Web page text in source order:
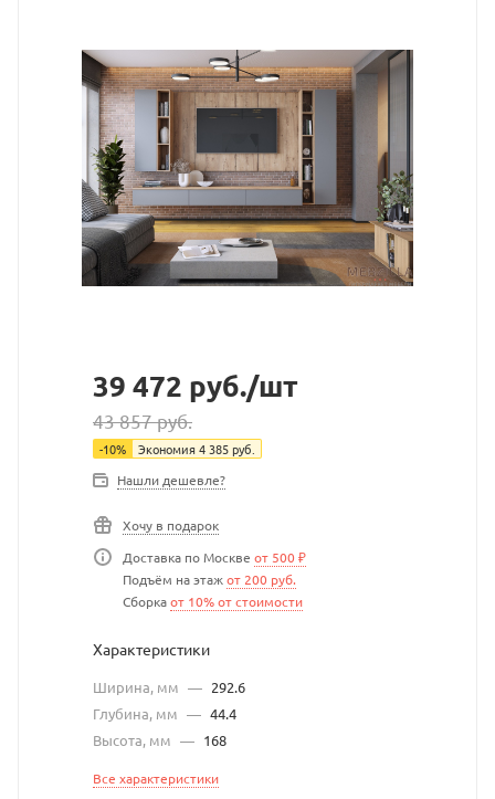
39 472 руб./шт
43 857руб.
-10% Экономия4 385руб.
Нашли дешевле?
Хочу в подарок
Доставка по Москве от 500 ₽
Подъём на этажот 200 руб.
Сборкаот 10% от стоимости
Характеристики
Ширина, мм — 292.6
Глубина, мм — 44.4
Высота, мм — 168
Все характеристики